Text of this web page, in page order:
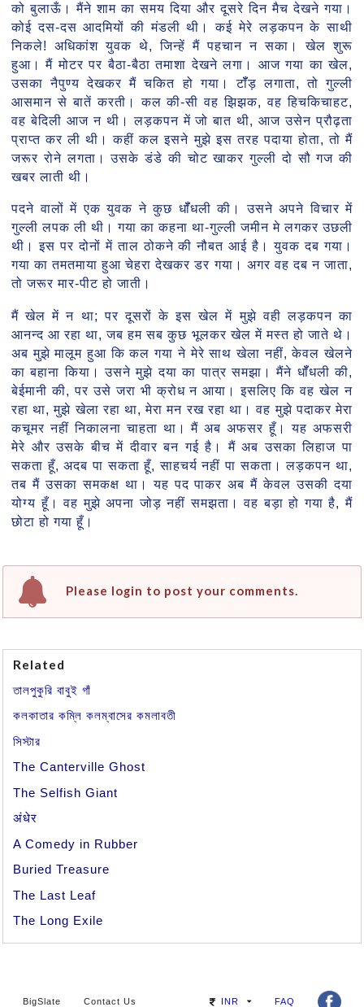
को बुलाऊँ। मैंने शाम का समय दिया और दूसरे दिन मैच देखने गया।
कोई दस-दस आदमियों की मंडली थी। कई मेरे लड़कपन के साथी
निकले! अधिकांश युवक थे, जिन्हें मैं पहचान न सका। खेल शुरू
हुआ। मैं मोटर पर बैठा-बैठा तमाशा देखने लगा। आज गया का खेल,
उसका नैपुण्य देखकर मैं चकित हो गया। टॉँड़ लगाता, तो गुल्ली
आसमान से बातें करती। कल की-सी वह झिझक, वह हिचकिचाहट,
वह बेदिली आज न थी। लड़कपन में जो बात थी, आज उसेन प्रौढ़ता
प्राप्त कर ली थी। कहीं कल इसने मुझे इस तरह पदाया होता, तो मैं
जरूर रोने लगता। उसके डंडे की चोट खाकर गुल्ली दो सौ गज की
खबर लाती थी।
पदने वालों में एक युवक ने कुछ धॉँधली की। उसने अपने विचार में
गुल्ली लपक ली थी। गया का कहना था-गुल्ली जमीन मे लगकर उछली
थी। इस पर दोनों में ताल ठोकने की नौबत आई है। युवक दब गया।
गया का तमतमाया हुआ चेहरा देखकर डर गया। अगर वह दब न जाता,
तो जरूर मार-पीट हो जाती।
मैं खेल में न था; पर दूसरों के इस खेल में मुझे वही लड़कपन का
आनन्द आ रहा था, जब हम सब कुछ भूलकर खेल में मस्त हो जाते थे।
अब मुझे मालूम हुआ कि कल गया ने मेरे साथ खेला नहीं, केवल खेलने
का बहाना किया। उसने मुझे दया का पात्र समझा। मैंने धॉँधली की,
बेईमानी की, पर उसे जरा भी क्रोध न आया। इसलिए कि वह खेल न
रहा था, मुझे खेला रहा था, मेरा मन रख रहा था। वह मुझे पदाकर मेरा
कचूमर नहीं निकालना चाहता था। मैं अब अफसर हूँ। यह अफसरी
मेरे और उसके बीच में दीवार बन गई है। मैं अब उसका लिहाज पा
सकता हूँ, अदब पा सकता हूँ, साहचर्य नहीं पा सकता। लड़कपन था,
तब मैं उसका समकक्ष था। यह पद पाकर अब मैं केवल उसकी दया
योग्य हूँ। वह मुझे अपना जोड़ नहीं समझता। वह बड़ा हो गया है, मैं
छोटा हो गया हूँ।
Please login to post your comments.
Related
তালপুকুরি বাবুই গাঁ
কলকাতার কম্লি কলম্বাসের কমলাবতী
সিস্টার
The Canterville Ghost
The Selfish Giant
अंधेर
A Comedy in Rubber
Buried Treasure
The Last Leaf
The Long Exile
BigSlate Contact Us INR FAQ